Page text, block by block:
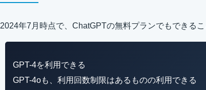
2024年7月時点で、ChatGPTの無料プランでもできるこ
GPT-4を利用できる
GPT-4oも、利用回数制限はあるものの利用できる